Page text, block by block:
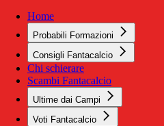
Home
Probabili Formazioni
Consigli Fantacalcio
Chi schierare
Scambi Fantacalcio
Ultime dai Campi
Voti Fantacalcio